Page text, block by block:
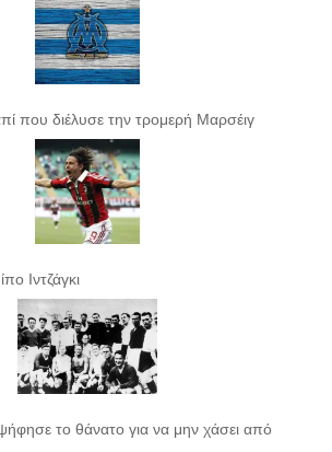
που διέλυσε την τρομερή Μαρσέιγ
Ιντζάγκι
το θάνατο για να μην χάσει από